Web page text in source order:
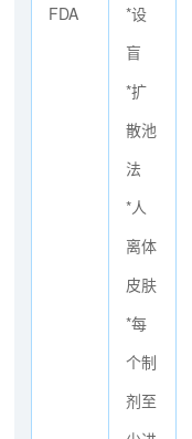
FDA
*设
盲
*扩
散池
法
*人
离体
皮肤
*每
个制
剂至